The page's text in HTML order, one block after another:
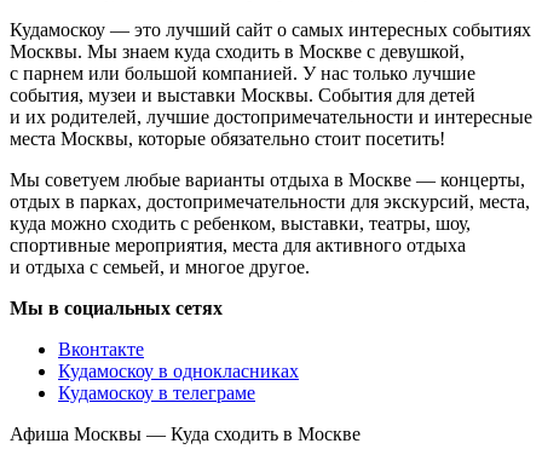
Кудамоскоу — это лучший сайт о самых интересных событиях
Москвы. Мы знаем куда сходить в Москве с девушкой,
с парнем или большой компанией. У нас только лучшие
события, музеи и выставки Москвы. События для детей
и их родителей, лучшие достопримечательности и интересные
места Москвы, которые обязательно стоит посетить!
Мы советуем любые варианты отдыха в Москве — концерты,
отдых в парках, достопримечательности для экскурсий, места,
куда можно сходить с ребенком, выставки, театры, шоу,
спортивные мероприятия, места для активного отдыха
и отдыха с семьей, и многое другое.
Мы в социальных сетях
Вконтакте
Кудамоскоу в однокласниках
Кудамоскоу в телеграме
Афиша Москвы — Куда сходить в Москве